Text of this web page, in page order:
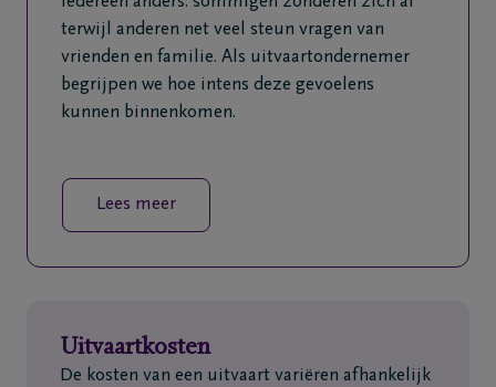
terwijl anderen net veel steun vragen van
vrienden en familie. Als uitvaartondernemer
begrijpen we hoe intens deze gevoelens
kunnen binnenkomen.
Lees meer
Uitvaartkosten
De kosten van een uitvaart variëren afhankelijk